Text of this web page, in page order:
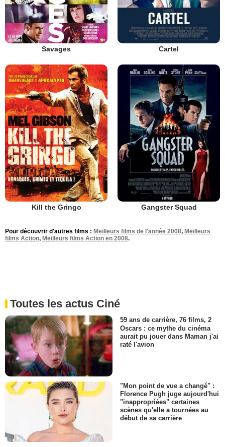
Savages Cartel
Kill the Gringo Gangster Squad
Pour découvrir d'autres films : Meilleurs films de l'année 2008, Meilleurs
films Action, Meilleurs films Action en 2008.
Toutes les actus Ciné
59 ans de carrière, 76 films, 2
Oscars : ce mythe du cinéma
aurait pu jouer dans Maman j'ai
raté l'avion
"Mon point de vue a changé" :
Florence Pugh juge aujourd'hui
"inappropriées" certaines
scènes qu'elle a tournées au
début de sa carrière